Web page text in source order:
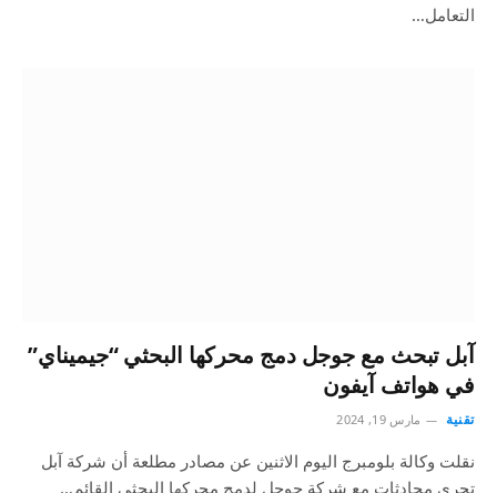
التعامل…
آبل تبحث مع جوجل دمج محركها البحثي “جيميناي”
في هواتف آيفون
تقنية مارس 19, 2024
نقلت وكالة بلومبرج اليوم الاثنين عن مصادر مطلعة أن شركة آبل
تجري محادثات مع شركة جوجل لدمج محركها البحثي القائم…